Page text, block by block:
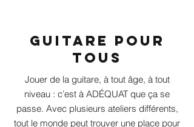
GUITARE POUR
TOUS
Jouer de la guitare, à tout âge, à tout
niveau : c’est à ADÉQUAT que ça se
passe. Avec plusieurs ateliers différents,
tout le monde peut trouver une place pour